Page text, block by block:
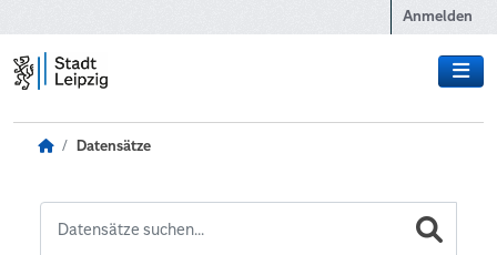
Anmelden
Datensätze